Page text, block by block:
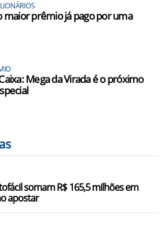
maior prêmio já pago por uma
Mega da Virada é o próximo
somam R$ 165,5 milhões em
apostar